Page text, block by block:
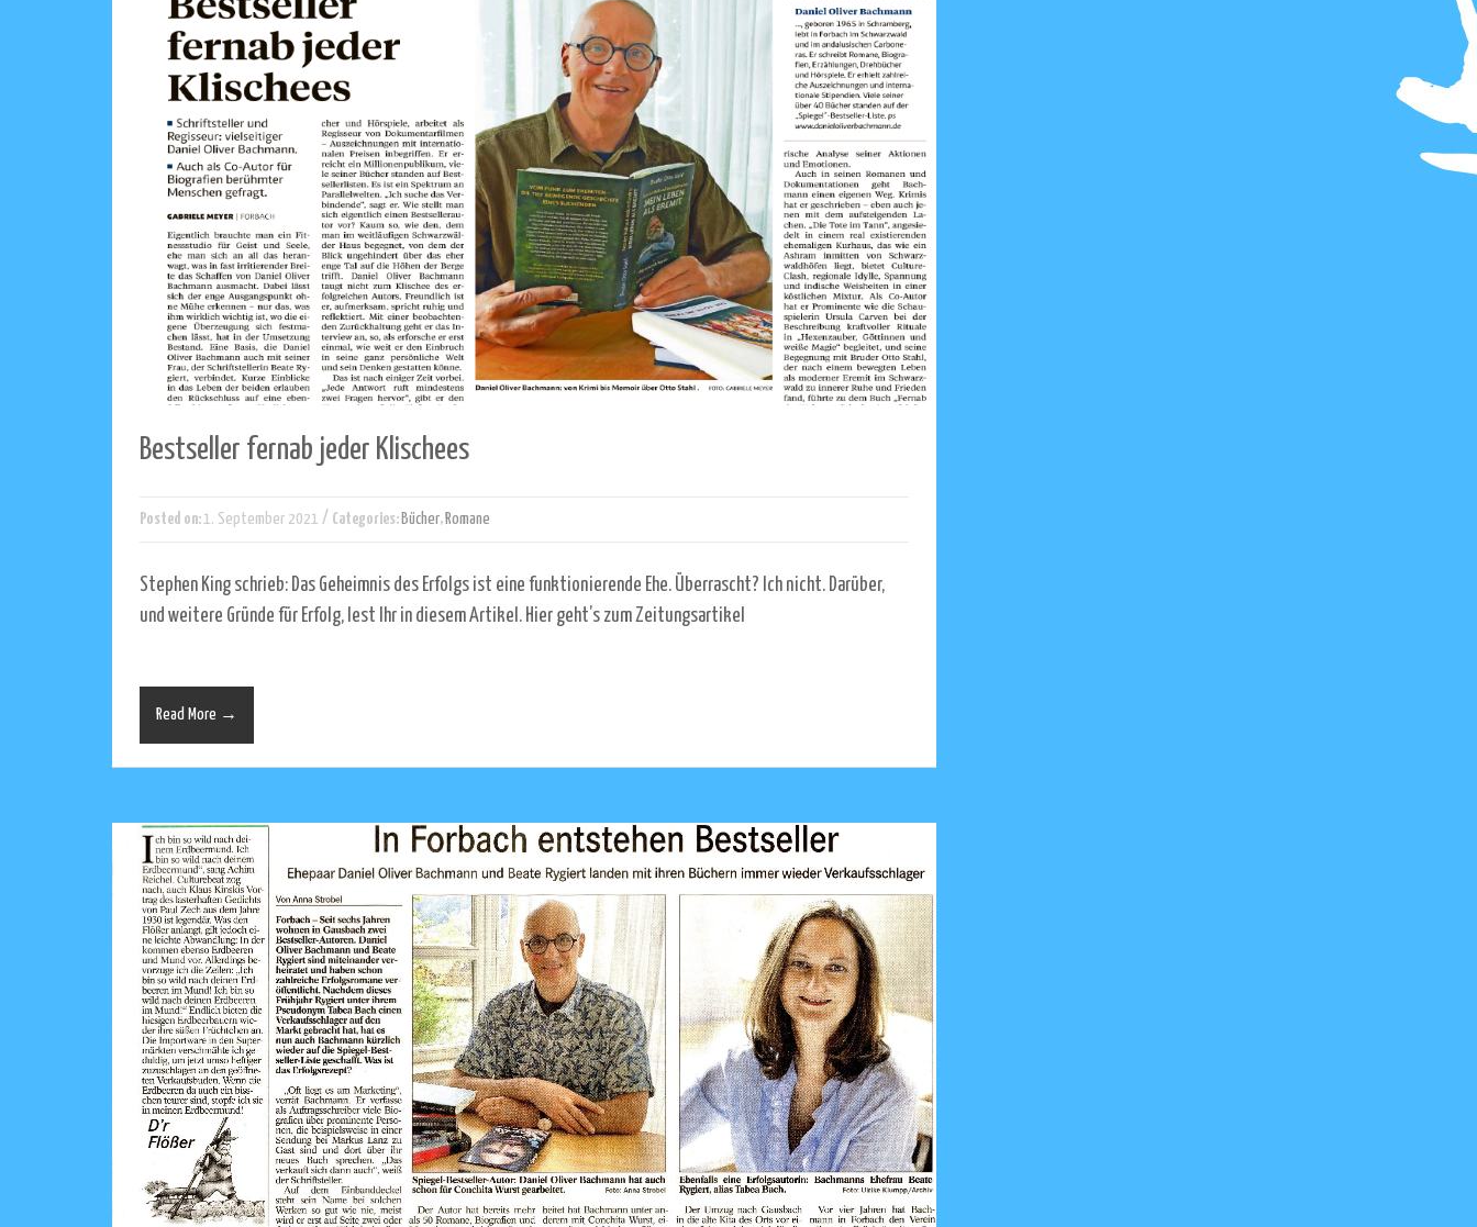
Bestseller fernab jeder Klischees
Posted on:1. September 2021 / Categories: Bücher,Romane
Stephen King schrieb: Das Geheimnis des Erfolgs ist eine funktionierende Ehe. Überrascht? Ich nicht. Darüber,
und weitere Gründe für Erfolg, lest Ihr in diesem Artikel. Hier geht’s zum Zeitungsartikel
Read More →